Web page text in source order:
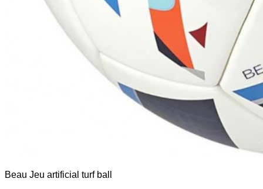
Beau Jeu artificial turf ball